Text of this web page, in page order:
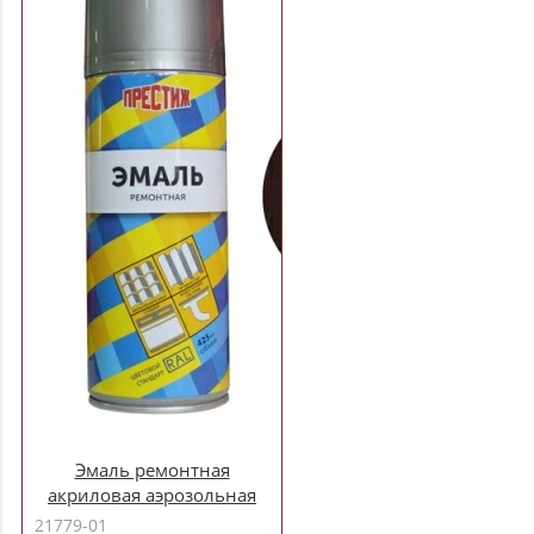
Эмаль ремонтная
акриловая аэрозольная
RAL-8017 КОРИЧНЕВЫЙ
21779-01